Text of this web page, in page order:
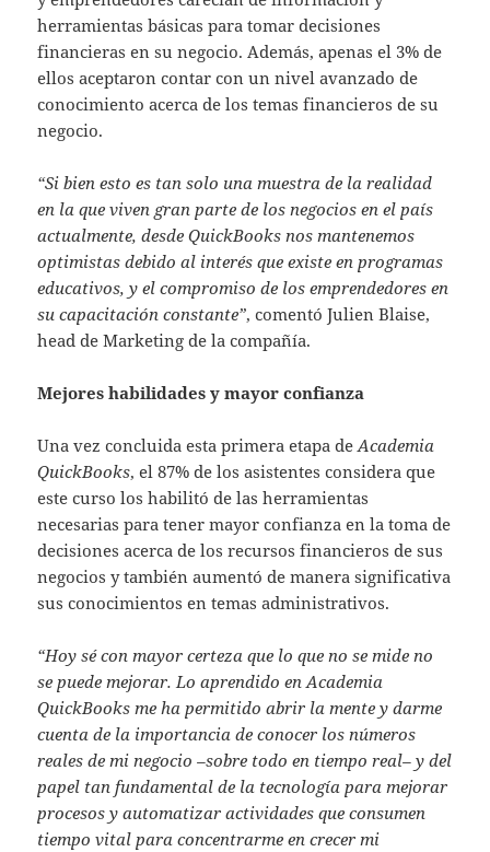
herramientas básicas para tomar decisiones
financieras en su negocio. Además, apenas el 3% de
ellos aceptaron contar con un nivel avanzado de
conocimiento acerca de los temas financieros de su
negocio.
“Si bien esto es tan solo una muestra de la realidad
en la que viven gran parte de los negocios en el país
actualmente, desde QuickBooks nos mantenemos
optimistas debido al interés que existe en programas
educativos, y el compromiso de los emprendedores en
su capacitación constante”, comentó Julien Blaise,
head de Marketing de la compañía.
Mejores habilidades y mayor confianza
Una vez concluida esta primera etapa deAcademia
QuickBooks, el 87% de los asistentes considera que
este curso los habilitó de las herramientas
necesarias para tener mayor confianza en la toma de
decisiones acerca de los recursos financieros de sus
negocios y también aumentó de manera significativa
sus conocimientos en temas administrativos.
“Hoy sé con mayor certeza que lo que no se mide no
se puede mejorar. Lo aprendido en Academia
QuickBooks me ha permitido abrir la mente y darme
cuenta de la importancia de conocer los números
reales de mi negocio –sobre todo en tiempo real– y del
papel tan fundamental de la tecnología para mejorar
procesos y automatizar actividades que consumen
tiempo vital para concentrarme en crecer mi